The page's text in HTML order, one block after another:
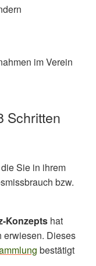
im Verein
Schritten
Sie in ihrem
bzw.
Konzepts hat
erwiesen. Dieses
bestätigt